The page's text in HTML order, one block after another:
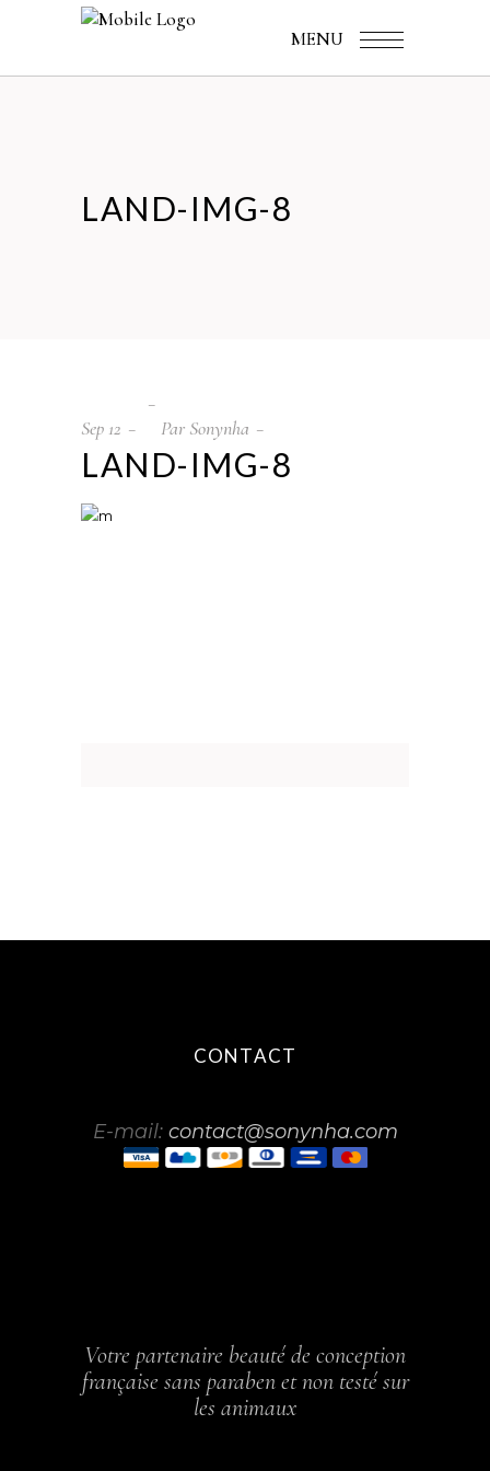
MENU
LAND-IMG-8
Sep 12 Par Sonynha
LAND-IMG-8
CONTACT
E-mail: contact@sonynha.com
Votre partenaire beauté de conception
française sans paraben et non testé sur
les animaux